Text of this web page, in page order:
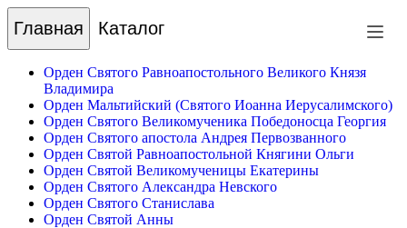
Главная Каталог
Орден Святого Равноапостольного Великого Князя
Владимира
Орден Мальтийский (Святого Иоанна Иерусалимского)
Орден Святого Великомученика Победоносца Георгия
Орден Святого апостола Андрея Первозванного
Орден Святой Равноапостольной Княгини Ольги
Орден Святой Великомученицы Екатерины
Орден Святого Александра Невского
Орден Святого Станислава
Орден Святой Анны